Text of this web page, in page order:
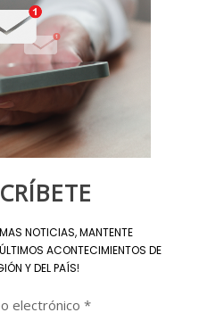
NOTICIAS, MANTENTE
ACONTECIMIENTOS DE
Y DEL PAÍS!